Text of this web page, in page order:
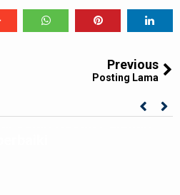
Previous
Posting Lama
DPRD Sumut-
Jalan Rusak Puluhan